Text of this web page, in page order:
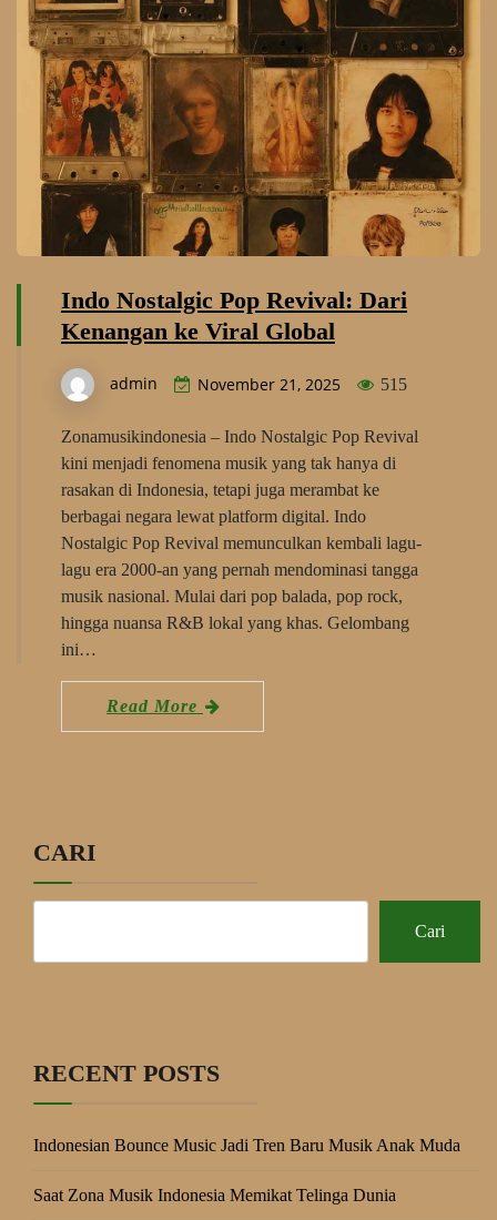
Indo Nostalgic Pop Revival: Dari
Kenangan ke Viral Global
admin November 21, 2025 515
Zonamusikindonesia – Indo Nostalgic Pop Revival
kini menjadi fenomena musik yang tak hanya di
rasakan di Indonesia, tetapi juga merambat ke
berbagai negara lewat platform digital. Indo
Nostalgic Pop Revival memunculkan kembali lagu-
lagu era 2000-an yang pernah mendominasi tangga
musik nasional. Mulai dari pop balada, pop rock,
hingga nuansa R&B lokal yang khas. Gelombang
ini…
Read More
CARI
Cari
RECENT POSTS
Indonesian Bounce Music Jadi Tren Baru Musik Anak Muda
Saat Zona Musik Indonesia Memikat Telinga Dunia